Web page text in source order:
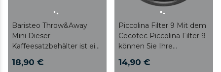
Baristeo Throw&Away
Mini Dieser
Kaffeesatzbehälter ist ein
für jeden Barista oder
18,90 €
Piccolina Filter 9 Mit dem
Cecotec Piccolina Filter 9
können Sie Ihre
einem hochwertigen
14,90 €